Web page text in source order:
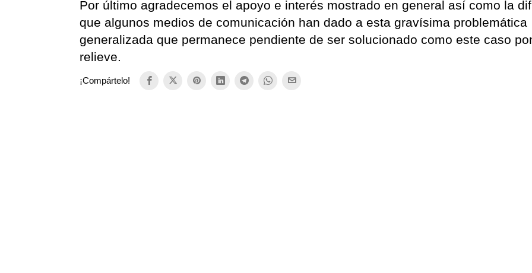
Por último agradecemos el apoyo e interés mostrado en general así como la
que algunos medios de comunicación han dado a esta gravísima problemática
generalizada que permanece pendiente de ser solucionado como este caso
relieve.
¡Compártelo!